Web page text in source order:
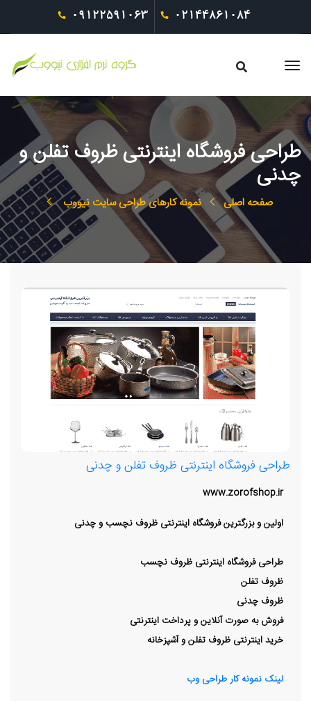
09122591063 02144861084
طراحی فروشگاه اینترنتی ظروف تفلن و
چدنی
صفحه اصلی نمونه کارهای طراحی سایت نیووب
طراحی فروشگاه اینترنتی ظروف تفلن و چدنی
www.zorofshop.ir
اولین و بزرگترین فروشگاه اینترنتی ظروف نچسب و چدنی
طراحی فروشگاه اینترنتی ظروف نچسب
ظروف تفلن
ظروف چدنی
فروش به صورت آنلاین و پرداخت اینترنتی
خرید اینترنتی ظروف تفلن و آشپزخانه
لینک نمونه کار طراحی وب